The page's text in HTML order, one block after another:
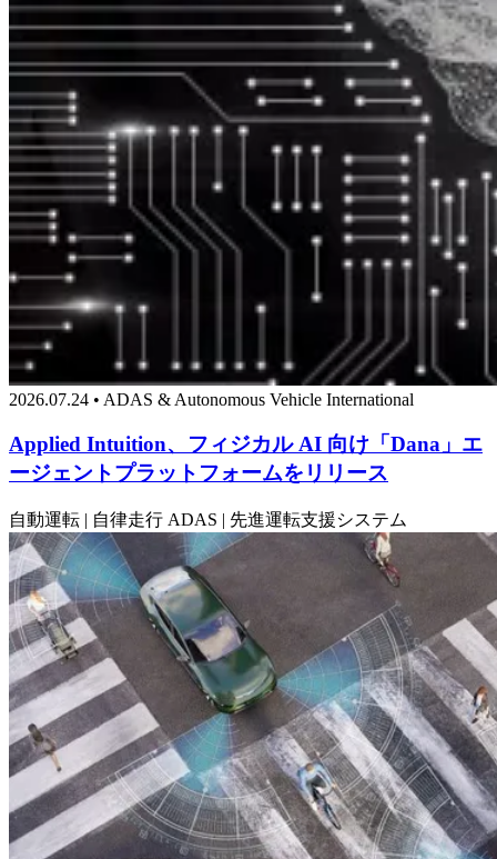
2026.07.24 • ADAS & Autonomous Vehicle International
Applied Intuition、フィジカル AI 向け「Dana」エ
ージェントプラットフォームをリリース
自動運転 | 自律走行 ADAS | 先進運転支援システム